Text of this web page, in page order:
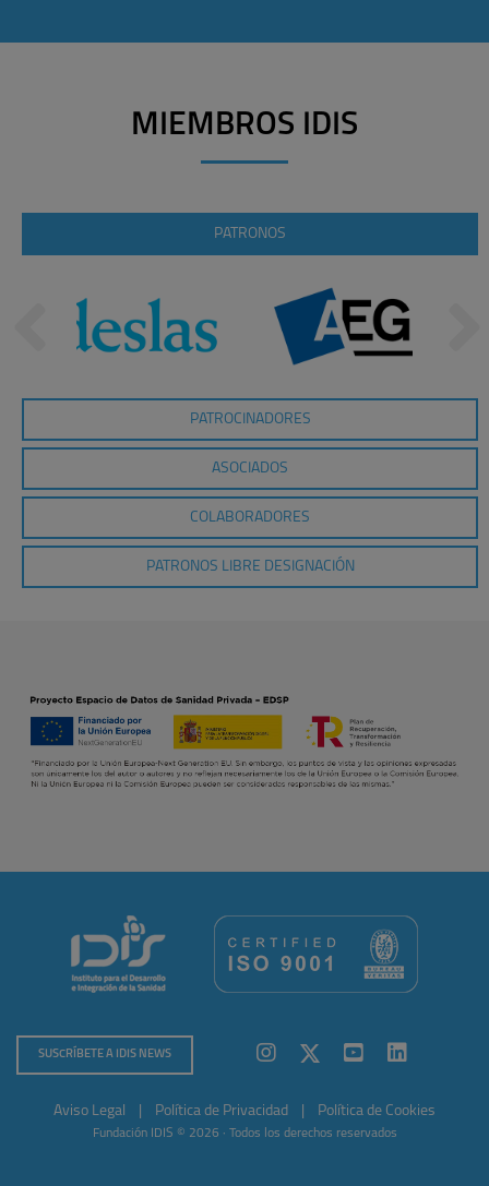
MIEMBROS IDIS
PATRONOS
PATROCINADORES
ASOCIADOS
COLABORADORES
PATRONOS LIBRE DESIGNACIÓN
SUSCRÍBETE A IDIS NEWS
Aviso Legal Política de Privacidad Política de Cookies
Fundación IDIS © 2026 · Todos los derechos reservados